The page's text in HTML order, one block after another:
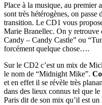
Place à la musique, au premier
sont très hétérogènes, on passe
transition. Le CD1 vous
Marie Branellec. On y retrouve
Candy – Candy Castle” ou
forcément quelque chose….
Sur le CD2 c’est un mix de
le nom de “Midnight Mike”.
et en effet il se révèle très
dans des lieux connus tel que
Paris dit de son mix qu’il est